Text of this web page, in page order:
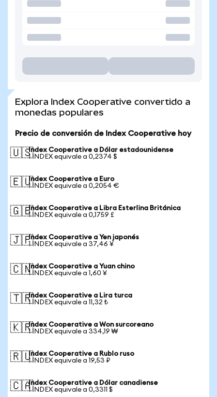
Explora Index Cooperative convertido a
monedas populares
Precio de conversión de Index Cooperative hoy
🇺🇸Index Cooperative a Dólar estadounidense
1 INDEX equivale a 0,2374 $
🇪🇺Index Cooperative a Euro
1 INDEX equivale a 0,2054 €
🇬🇧Index Cooperative a Libra Esterlina Británica
1 INDEX equivale a 0,1759 £
🇯🇵Index Cooperative a Yen japonés
1 INDEX equivale a 37,46 ¥
🇨🇳Index Cooperative a Yuan chino
1 INDEX equivale a 1,60 ¥
🇹🇷Index Cooperative a Lira turca
1 INDEX equivale a 11,32 ₺
🇰🇷Index Cooperative a Won surcoreano
1 INDEX equivale a 334,19 ₩
🇷🇺Index Cooperative a Rublo ruso
1 INDEX equivale a 19,53 ₽
🇨🇦Index Cooperative a Dólar canadiense
1 INDEX equivale a 0,3311 $